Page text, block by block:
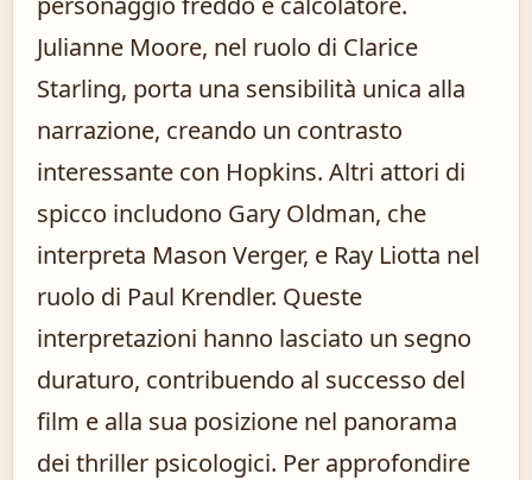
Julianne Moore, nel ruolo di Clarice
Starling, porta una sensibilità unica alla
narrazione, creando un contrasto
interessante con Hopkins. Altri attori di
spicco includono Gary Oldman, che
interpreta Mason Verger, e Ray Liotta nel
ruolo di Paul Krendler. Queste
interpretazioni hanno lasciato un segno
duraturo, contribuendo al successo del
film e alla sua posizione nel panorama
dei thriller psicologici. Per approfondire